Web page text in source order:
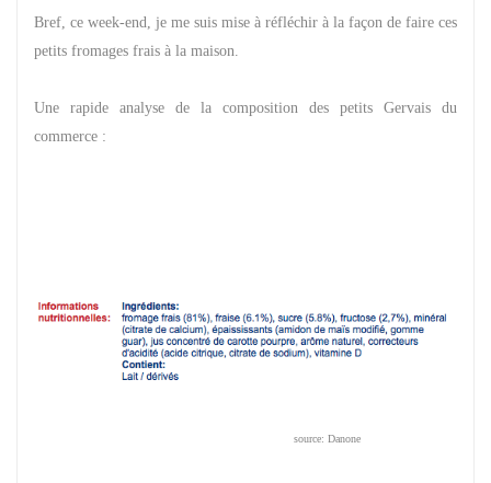
Bref, ce week-end, je me suis mise à réfléchir à la façon de faire ces
petits fromages frais à la maison.
Une rapide analyse de la composition des petits Gervais du
commerce :
source: Danone